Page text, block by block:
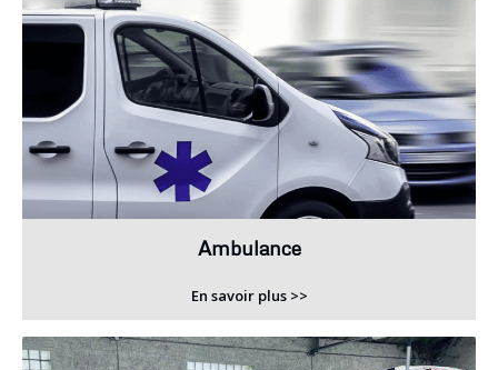
Ambulance
En savoir plus >>